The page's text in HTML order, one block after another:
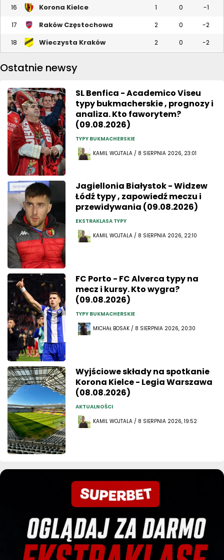
16 Korona Kielce 1 0 -1
17 Raków Częstochowa 2 0 -2
18 Wieczysta Kraków 2 0 -2
Ostatnie newsy
SL Benfica - Academico Viseu
typy bukmacherskie , prognozy i
analiza. Kto faworytem?
(09.08.2026)
TYPY BUKMACHERSKIE
KAMIL WOJTALA / 8 SIERPNIA 2026, 23:01
Jagiellonia Białystok - Widzew
Łódź typy , zapowiedź meczu i
przewidywania (09.08.2026)
EKSTRAKLASA TYPY
KAMIL WOJTALA / 8 SIERPNIA 2026, 22:10
FC Porto - FC Alverca typy na
mecz i kursy. Kto wygra?
(09.08.2026)
TYPY BUKMACHERSKIE
MICHAŁ BOSAK / 8 SIERPNIA 2026, 20:30
Wyjściowe składy na spotkanie
Korona Kielce - Legia Warszawa
(08.08.2026)
AKTUALNOŚCI
KAMIL WOJTALA / 8 SIERPNIA 2026, 19:52